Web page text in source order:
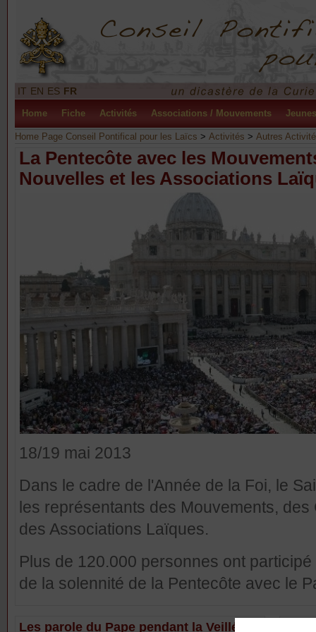
IT EN ES FR
Home Fiche Activités Associations / Mouvements Jeunes
Home Page Conseil Pontifical pour les Laïcs > Activités > Autres
La Pentecôte avec les
Nouvelles et les Associations
18/19 mai 2013
Dans le cadre de l'Année de la Foi, le
les représentants des Mouvements,
des Associations Laïques.
Plus de 120.000 personnes ont
de la solennité de la Pentecôte avec le
Les parole du Pape pendant la Veillée